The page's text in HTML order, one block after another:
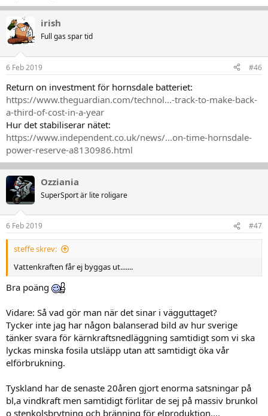
irish
Full gas spar tid
6 Feb 2019 #46
Return on investment för hornsdale batteriet:
https://www.theguardian.com/technol...-track-to-make-back-
a-third-of-cost-in-a-year
Hur det stabiliserar nätet:
https://www.independent.co.uk/news/...on-time-hornsdale-
power-reserve-a8130986.html
Ozziania
SuperSport är lite roligare
6 Feb 2019 #47
steffe skrev:
Vattenkraften får ej byggas ut.......
Bra poäng
Vidare: Så vad gör man när det sinar i vägguttaget?
Tycker inte jag har någon balanserad bild av hur sverige
tänker svara för kärnkraftsnedläggning samtidigt som vi ska
lyckas minska fosila utsläpp utan att samtidigt öka vår
elförbrukning.
Tyskland har de senaste 20åren gjort enorma satsningar på
bl,a vindkraft men samtidigt förlitar de sej på massiv brunkol
o stenkolsbrytning och bränning för elproduktion....